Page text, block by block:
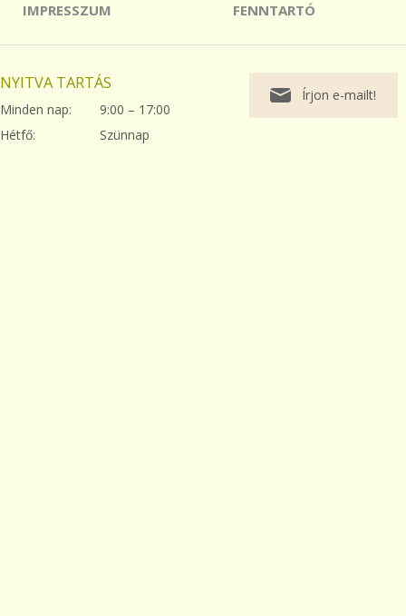
IMPRESSZUM FENNTARTÓ
NYITVA TARTÁS
Minden nap:
9:00 – 17:00
Hétfő:
Szünnap
Írjon e-mailt!